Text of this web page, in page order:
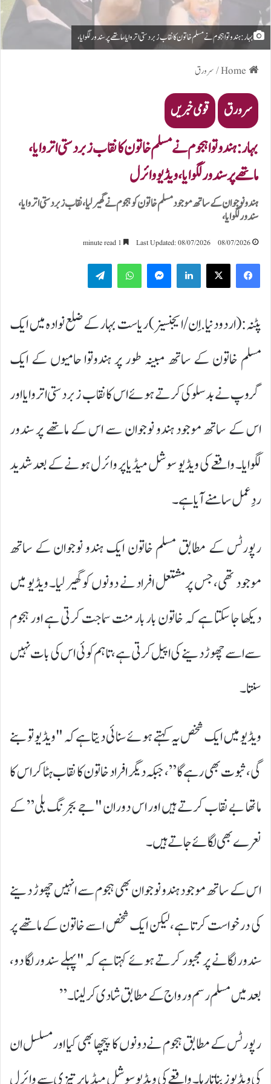
بہار: ہندوتوا ہجوم نے مسلم خاتون کا نقاب زبردستی اتروایا، ماتھے پر سندور لگوایا،
/سرورق
سرورق قومی خبریں
بہار: ہندوتوا ہجوم نے مسلم خاتون کا نقاب زبردستی اتروایا،
ماتھے پر سندور لگوایا، ویڈیو وائرل
ہندو نوجوان کے ساتھ موجود مسلم خاتون کو ہجوم نے گھیر لیا، نقاب زبردستی اتروایا،
سندور لگوایا،
08/07/2026
Last Updated: 08/07/2026
LinkedIn
WhatsApp
پٹنہ:(اردودنیا.اِن/ایجنسیز) ریاست بہار کے ضلع نوادہ میں ایک
مسلم خاتون کے ساتھ مبینہ طور پر ہندوتوا حامیوں کے ایک
گروپ نے بدسلوکی کرتے ہوئے اس کا نقاب زبردستی اتروایا اور
اس کے ساتھ موجود ہندو نوجوان سے اس کے ماتھے پر سندور
لگوایا۔ واقعے کی ویڈیو سوشل میڈیا پر وائرل ہونے کے بعد شدید
ردِعمل سامنے آیا ہے۔
رپورٹس کے مطابق مسلم خاتون ایک ہندو نوجوان کے ساتھ
موجود تھی، جس پر مشتعل افراد نے دونوں کو گھیر لیا۔ ویڈیو میں
دیکھا جا سکتا ہے کہ خاتون بار بار منت سماجت کرتی ہے اور ہجوم
سے اسے چھوڑ دینے کی اپیل کرتی ہے، تاہم کوئی اس کی بات نہیں
سنتا۔
ویڈیو میں ایک شخص یہ کہتے ہوئے سنائی دیتا ہے کہ "ویڈیو تو بنے
گی، ثبوت بھی رہے گا”، جبکہ دیگر افراد خاتون کا نقاب ہٹا کر اس کا
ماتھا بے نقاب کرتے ہیں اور اس دوران "جے بجرنگ بلی” کے
نعرے بھی لگائے جاتے ہیں۔
اس کے ساتھ موجود ہندو نوجوان بھی ہجوم سے انہیں چھوڑ دینے
کی درخواست کرتا ہے، لیکن ایک شخص اسے خاتون کے ماتھے پر
سندور لگانے پر مجبور کرتے ہوئے کہتا ہے کہ "پہلے سندور لگا دو،
بعد میں مسلم رسم و رواج کے مطابق شادی کر لینا۔”
رپورٹس کے مطابق ہجوم نے دونوں کا پیچھا بھی کیا اور مسلسل ان